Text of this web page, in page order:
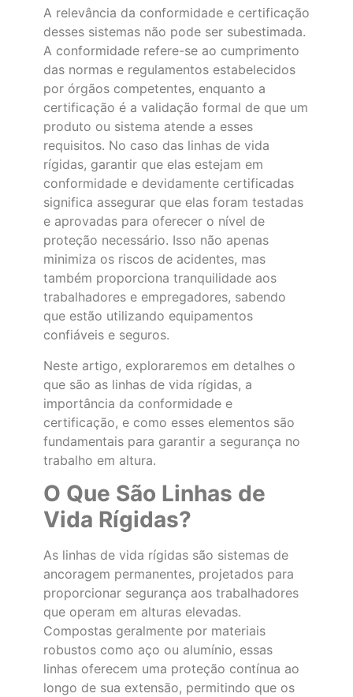
A relevância da conformidade e certificação
desses sistemas não pode ser subestimada.
A conformidade refere-se ao cumprimento
das normas e regulamentos estabelecidos
por órgãos competentes, enquanto a
certificação é a validação formal de que um
produto ou sistema atende a esses
requisitos. No caso das linhas de vida
rígidas, garantir que elas estejam em
conformidade e devidamente certificadas
significa assegurar que elas foram testadas
e aprovadas para oferecer o nível de
proteção necessário. Isso não apenas
minimiza os riscos de acidentes, mas
também proporciona tranquilidade aos
trabalhadores e empregadores, sabendo
que estão utilizando equipamentos
confiáveis e seguros.
Neste artigo, exploraremos em detalhes o
que são as linhas de vida rígidas, a
importância da conformidade e
certificação, e como esses elementos são
fundamentais para garantir a segurança no
trabalho em altura.
O Que São Linhas de
Vida Rígidas?
As linhas de vida rígidas são sistemas de
ancoragem permanentes, projetados para
proporcionar segurança aos trabalhadores
que operam em alturas elevadas.
Compostas geralmente por materiais
robustos como aço ou alumínio, essas
linhas oferecem uma proteção contínua ao
longo de sua extensão, permitindo que os